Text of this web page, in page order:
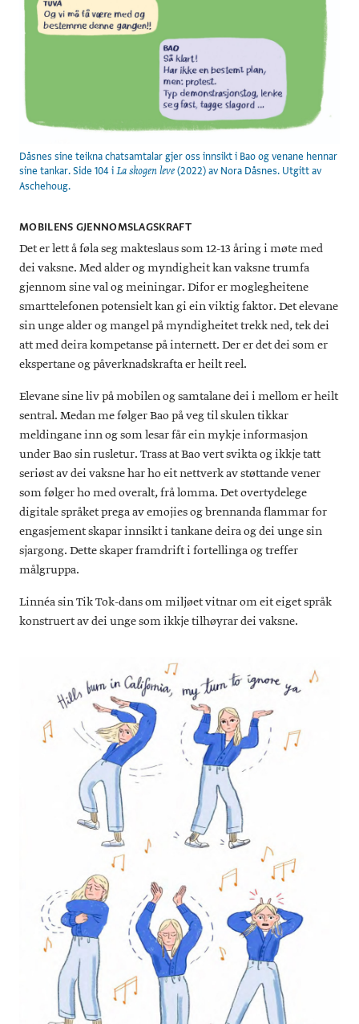
Dåsnes sine teikna chatsamtalar gjer oss innsikt i Bao og venane hennar
sine tankar. Side 104 i La skogen leve (2022) av Nora Dåsnes. Utgitt av
Aschehoug.
MOBILENS GJENNOMSLAGSKRAFT
Det er lett å føla seg makteslaus som 12-13 åring i møte med
dei vaksne. Med alder og myndigheit kan vaksne trumfa
gjennom sine val og meiningar. Difor er moglegheitene
smarttelefonen potensielt kan gi ein viktig faktor. Det elevane
sin unge alder og mangel på myndigheitet trekk ned, tek dei
att med deira kompetanse på internett. Der er det dei som er
ekspertane og påverknadskrafta er heilt reel.
Elevane sine liv på mobilen og samtalane dei i mellom er heilt
sentral. Medan me følger Bao på veg til skulen tikkar
meldingane inn og som lesar får ein mykje informasjon
under Bao sin rusletur. Trass at Bao vert svikta og ikkje tatt
seriøst av dei vaksne har ho eit nettverk av støttande vener
som følger ho med overalt, frå lomma. Det overtydelege
digitale språket prega av emojies og brennanda flammar for
engasjement skapar innsikt i tankane deira og dei unge sin
sjargong. Dette skaper framdrift i fortellinga og treffer
målgruppa.
Linnéa sin Tik Tok-dans om miljøet vitnar om eit eiget språk
konstruert av dei unge som ikkje tilhøyrar dei vaksne.